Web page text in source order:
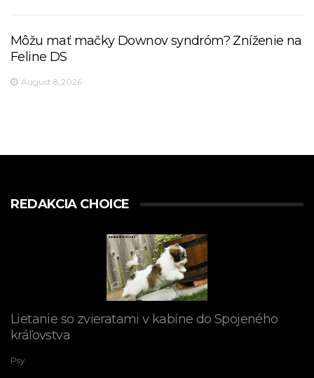
Môžu mať mačky Downov syndróm? Zníženie na
Feline DS
August 8,2026
REDAKCIA CHOICE
Lietanie so zvieratami v kabíne do Spojeného
kráľovstva
Psy